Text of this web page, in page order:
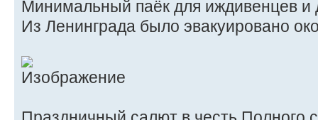
Минимальный паёк для иждивенцев и
Из Ленинграда было эвакуировано